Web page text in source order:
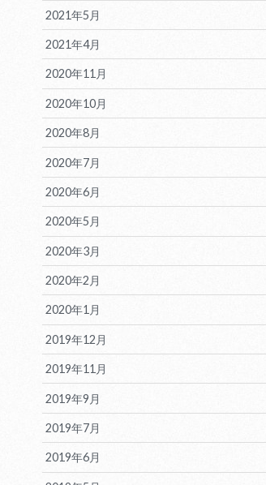
2021年5月
2021年4月
2020年11月
2020年10月
2020年8月
2020年7月
2020年6月
2020年5月
2020年3月
2020年2月
2020年1月
2019年12月
2019年11月
2019年9月
2019年7月
2019年6月